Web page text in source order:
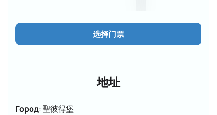
选择门票
地址
Город:聖彼得堡